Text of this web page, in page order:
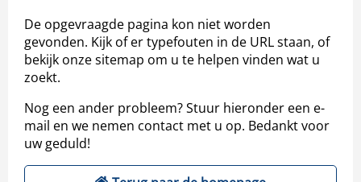
De opgevraagde pagina kon niet worden
gevonden. Kijk of er typefouten in de URL staan, of
bekijk onze sitemap om u te helpen vinden wat u
zoekt.
Nog een ander probleem? Stuur hieronder een e-
mail en we nemen contact met u op. Bedankt voor
uw geduld!